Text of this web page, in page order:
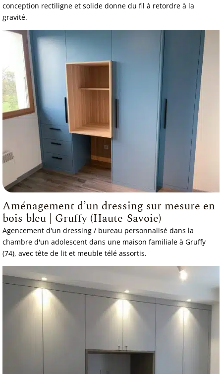
conception rectiligne et solide donne du fil à retordre à la
gravité.
Aménagement d’un dressing sur mesure en
bois bleu | Gruffy (Haute-Savoie)
Agencement d'un dressing / bureau personnalisé dans la
chambre d'un adolescent dans une maison familiale à Gruffy
(74), avec tête de lit et meuble télé assortis.